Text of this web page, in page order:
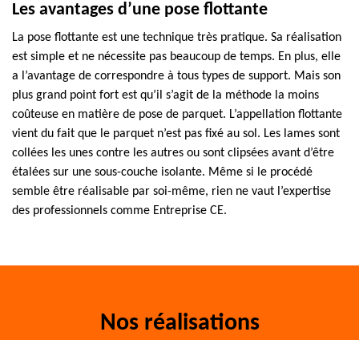
Les avantages d’une pose flottante
La pose flottante est une technique très pratique. Sa réalisation
est simple et ne nécessite pas beaucoup de temps. En plus, elle
a l’avantage de correspondre à tous types de support. Mais son
plus grand point fort est qu’il s’agit de la méthode la moins
coûteuse en matière de pose de parquet. L’appellation flottante
vient du fait que le parquet n’est pas fixé au sol. Les lames sont
collées les unes contre les autres ou sont clipsées avant d’être
étalées sur une sous-couche isolante. Même si le procédé
semble être réalisable par soi-même, rien ne vaut l’expertise
des professionnels comme Entreprise CE.
Nos réalisations